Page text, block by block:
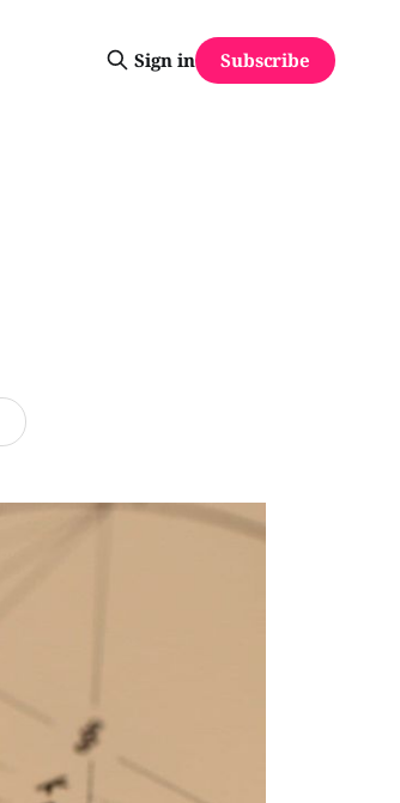
Sign in Subscribe